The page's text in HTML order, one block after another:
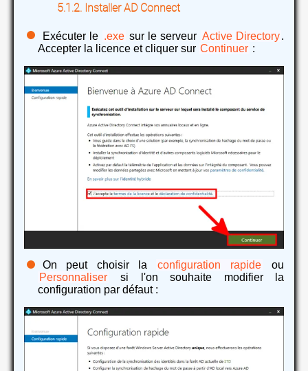
Installer AD Connect
Exécuter le .exe sur le serveur Active Directory.
Accepter la licence et cliquer sur Continuer :
On peut choisir la configuration rapide
ou
Personnaliser
si l'on souhaite modifier la
configuration par défaut :